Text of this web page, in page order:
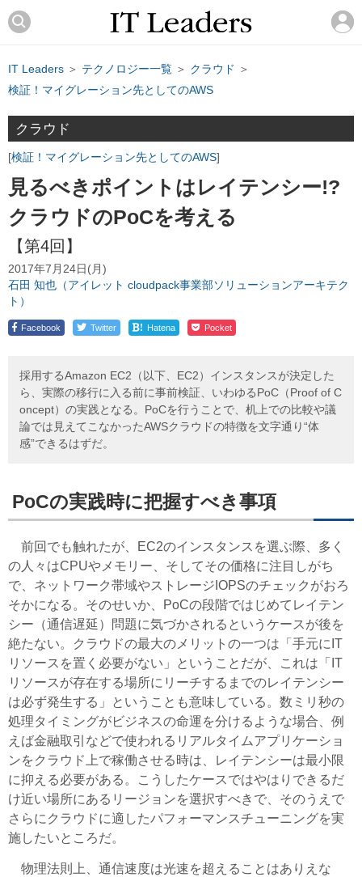
IT Leaders ＞ テクノロジー一覧 ＞ クラウド ＞
検証！マイグレーション先としてのAWS
クラウド
検証！マイグレーション先としてのAWS
見るべきポイントはレイテンシー!?
クラウドのPoCを考える
【第4回】
2017年7月24日(月)
石田 知也（アイレット cloudpack事業部ソリューションアーキテク
ト）
Facebook Twitter ! Hatena Pocket
採用するAmazon EC2（以下、EC2）インスタンスが決定した
ら、実際の移行に入る前に事前検証、いわゆるPoC（Proof of C
oncept）の実践となる。PoCを行うことで、机上での比較や議
論では見えてこなかったAWSクラウドの特徴を文字通り“体
感”できるはずだ。
PoCの実践時に把握すべき事項
前回でも触れたが、EC2のインスタンスを選ぶ際、多く
の人々はCPUやメモリー、そしてその価格に注目しがち
で、ネットワーク帯域やストレージIOPSのチェックがおろ
そかになる。そのせいか、PoCの段階ではじめてレイテン
シー（通信遅延）問題に気づかされるというケースが後を
絶たない。クラウドの最大のメリットの一つは「手元にIT
リソースを置く必要がない」ということだが、これは「IT
リソースが存在する場所にリーチするまでのレイテンシー
は必ず発生する」ということも意味している。数ミリ秒の
処理タイミングがビジネスの命運を分けるような場合、例
えば金融取引などで使われるリアルタイムアプリケーショ
ンをクラウド上で稼働させる時は、レイテンシーは最小限
に抑える必要がある。こうしたケースではやはりできるだ
け近い場所にあるリージョンを選択すべきで、そのうえで
さらにクラウドに適したパフォーマンスチューニングを実
施したいところだ。
物理法則上、通信速度は光速を超えることはありえな